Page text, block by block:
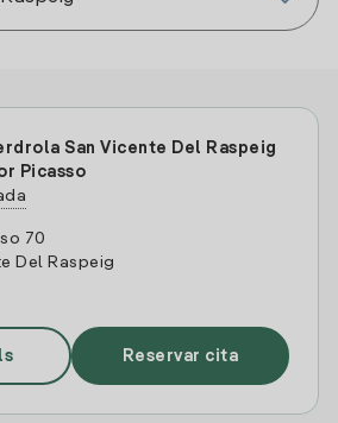
San Vicente Del Raspeig
Picasso
70
Del Raspeig
Reservar cita